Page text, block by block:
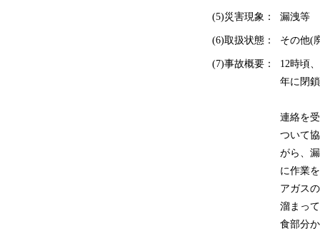
(5)災害現象： 漏洩等
(6)取扱状態： その他(
(7)事故概要：
12時頃
年に閉
連絡を
ついて
がら、
に作業
アガス
溜まっ
食部分